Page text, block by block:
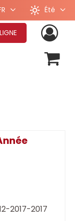
Été
2017-2017